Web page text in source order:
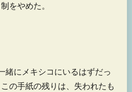
をやめた。
緒にメキシコにいるはずだっ
の手紙の残りは、失われたも